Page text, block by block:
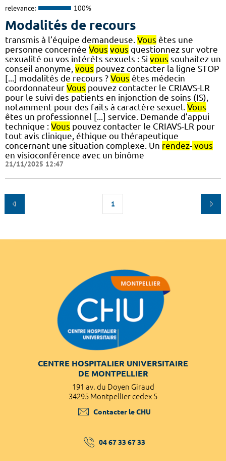
relevance: 100%
Modalités de recours
transmis à l’équipe demandeuse. Vous êtes une
personne concernée Vous vous questionnez sur votre
sexualité ou vos intérêts sexuels : Si vous souhaitez un
conseil anonyme, vous pouvez contacter la ligne STOP
[...] modalités de recours ? Vous êtes médecin
coordonnateur Vous pouvez contacter le CRIAVS-LR
pour le suivi des patients en injonction de soins (IS),
notamment pour des faits à caractère sexuel. Vous
êtes un professionnel [...] service. Demande d’appui
technique : Vous pouvez contacter le CRIAVS-LR pour
tout avis clinique, éthique ou thérapeutique
concernant une situation complexe. Un rendez- vous
en visioconférence avec un binôme
21/11/2025 12:47
1
CENTRE HOSPITALIER UNIVERSITAIRE
DE MONTPELLIER
191 av. du Doyen Giraud
34295 Montpellier cedex 5
Contacter le CHU
04 67 33 67 33